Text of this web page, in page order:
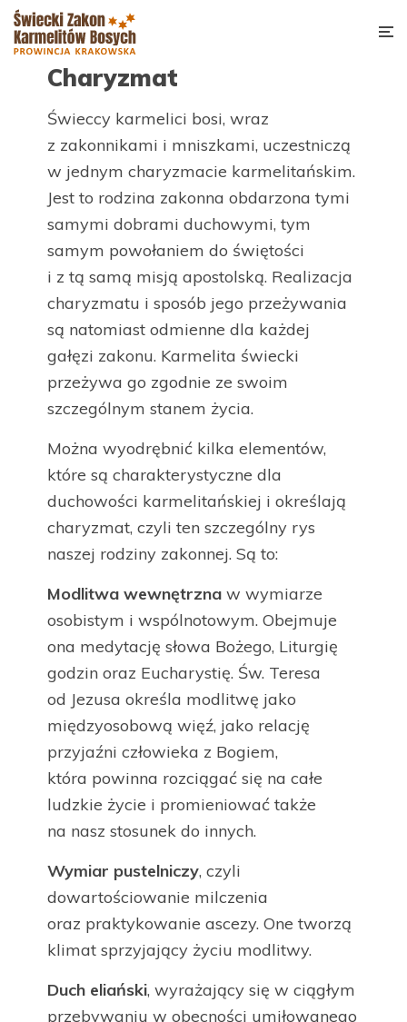
Charyzmat
Świeccy karmelici bosi, wraz
z zakonnikami i mniszkami, uczestniczą
w jednym charyzmacie karmelitańskim.
Jest to rodzina zakonna obdarzona tymi
samymi dobrami duchowymi, tym
samym powołaniem do świętości
i z tą samą misją apostolską. Realizacja
charyzmatu i sposób jego przeżywania
są natomiast odmienne dla każdej
gałęzi zakonu. Karmelita świecki
przeżywa go zgodnie ze swoim
szczególnym stanem życia.
Można wyodrębnić kilka elementów,
które są charakterystyczne dla
duchowości karmelitańskiej i określają
charyzmat, czyli ten szczególny rys
naszej rodziny zakonnej. Są to:
Modlitwa wewnętrzna w wymiarze
osobistym i wspólnotowym. Obejmuje
ona medytację słowa Bożego, Liturgię
godzin oraz Eucharystię. Św. Teresa
od Jezusa określa modlitwę jako
międzyosobową więź, jako relację
przyjaźni człowieka z Bogiem,
która powinna rozciągać się na całe
ludzkie życie i promieniować także
na nasz stosunek do innych.
Wymiar pustelniczy, czyli
dowartościowanie milczenia
oraz praktykowanie ascezy. One tworzą
klimat sprzyjający życiu modlitwy.
Duch eliański, wyrażający się w ciągłym
przebywaniu w obecności umiłowanego